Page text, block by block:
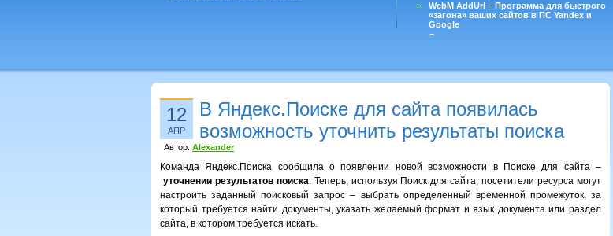
WebM AddUrl – Программа для быстрого
«загона» ваших сайтов в ПС Yandex и
Google
Существует вопросы, на которые не может
12
АПР
В Яндекс.Поиске для сайта появилась
возможность уточнить результаты поиска
Автор: Alexander
Команда Яндекс.Поиска сообщила о появлении новой возможности в Поиске для сайта –
уточнении результатов поиска. Теперь, используя Поиск для сайта, посетители ресурса могут
настроить заданный поисковый запрос – выбрать определенный временной промежуток, за
который требуется найти документы, указать желаемый формат и язык документа или раздел
сайта, в котором требуется искать.